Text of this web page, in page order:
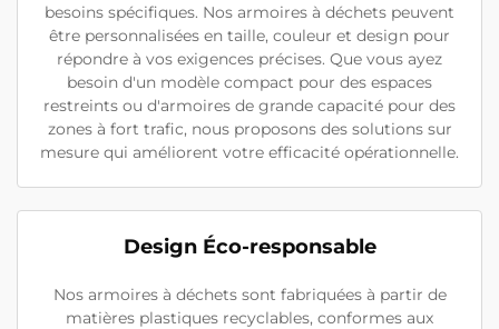
besoins spécifiques. Nos armoires à déchets peuvent
être personnalisées en taille, couleur et design pour
répondre à vos exigences précises. Que vous ayez
besoin d'un modèle compact pour des espaces
restreints ou d'armoires de grande capacité pour des
zones à fort trafic, nous proposons des solutions sur
mesure qui améliorent votre efficacité opérationnelle.
Design Éco-responsable
Nos armoires à déchets sont fabriquées à partir de
matières plastiques recyclables, conformes aux